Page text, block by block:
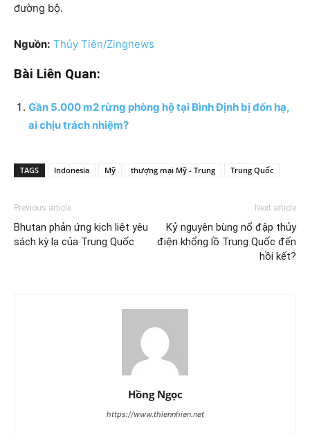
đường bộ.
Nguồn: Thủy Tiên/Zingnews
Bài Liên Quan:
Gần 5.000 m2 rừng phòng hộ tại Bình Định bị đốn hạ,
ai chịu trách nhiệm?
TAGS Indonesia Mỹ thượng mại Mỹ - Trung Trung Quốc
Previous article
Bhutan phản ứng kịch liệt yêu
sách kỳ lạ của Trung Quốc
Next article
Kỷ nguyên bùng nổ đập thủy
điện khổng lồ Trung Quốc đến
hồi kết?
Hồng Ngọc
https://www.thiennhien.net